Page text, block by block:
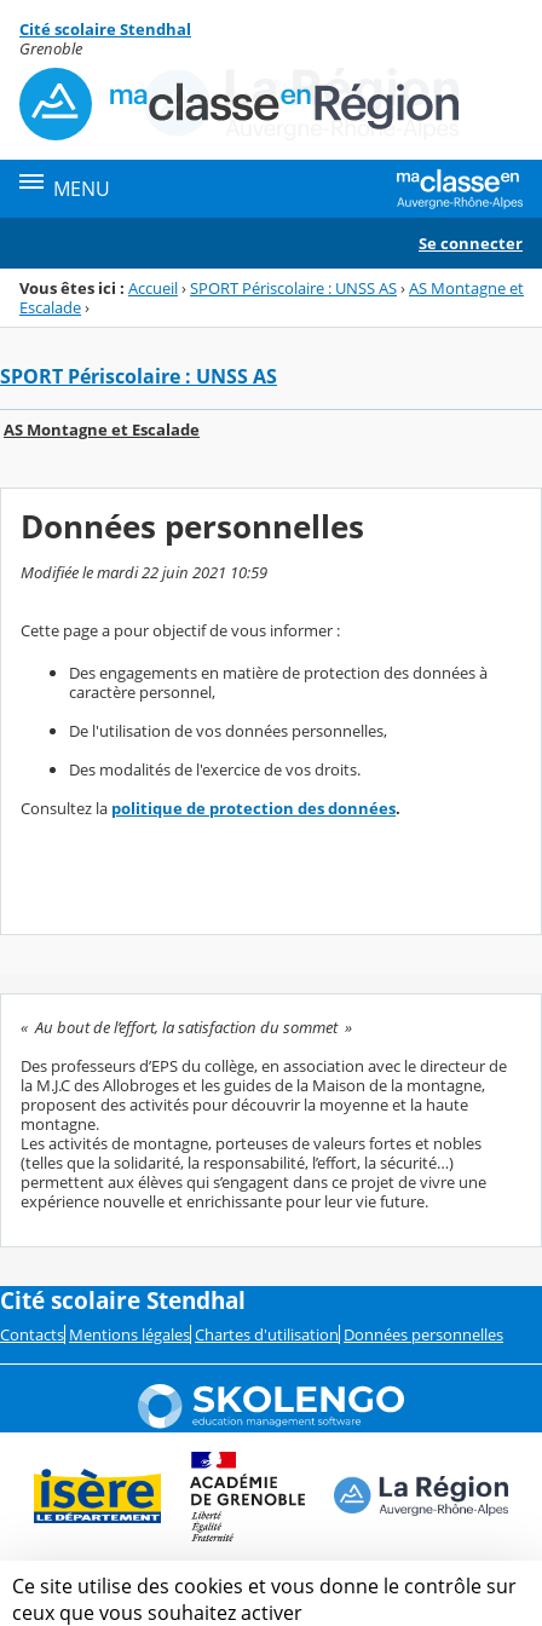
Menu de la rubrique
Contenu
Cité scolaire Stendhal
Grenoble
MENU
Se connecter
Vous êtes ici : Accueil›SPORT Périscolaire : UNSS AS›AS Montagne et
Escalade›
SPORT Périscolaire : UNSS AS
AS Montagne et Escalade
Données personnelles
Modifiée le mardi 22 juin 2021 10:59
Cette page a pour objectif de vous informer :
Des engagements en matière de protection des données à
caractère personnel,
De l'utilisation de vos données personnelles,
Des modalités de l'exercice de vos droits.
Consultez la politique de protection des données.
« Au bout de l’effort, la satisfaction du sommet »
Des professeurs d’EPS du collège, en association avec le directeur de
la M.J.C des Allobroges et les guides de la Maison de la montagne,
proposent des activités pour découvrir la moyenne et la haute
montagne.
Les activités de montagne, porteuses de valeurs fortes et nobles
(telles que la solidarité, la responsabilité, l’effort, la sécurité…)
permettent aux élèves qui s’engagent dans ce projet de vivre une
expérience nouvelle et enrichissante pour leur vie future.
Cité scolaire Stendhal
Contacts Mentions légales Chartes d'utilisation Données personnelles
Ce site utilise des cookies et vous donne le contrôle sur
ceux que vous souhaitez activer